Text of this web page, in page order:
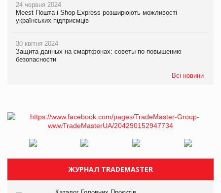
24 червня 2024
Meest Пошта і Shop-Express розширюють можливості
українських підприємців
30 квітня 2024
Защита данных на смартфонах: советы по повышению
безопасности
Всі новини
ЖУРНАЛ TRADEMASTER